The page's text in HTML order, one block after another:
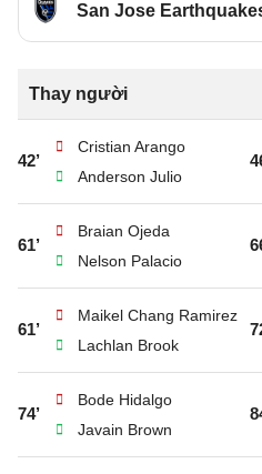
San Jose
Thay người
42’
Cristian Arango
Anderson Julio
61’
Braian Ojeda
Nelson Palacio
61’
Maikel Chang Ramirez
Lachlan Brook
74’
Bode Hidalgo
Javain Brown